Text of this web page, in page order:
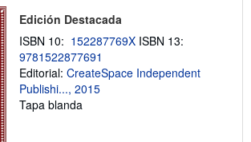
e
l
s
Edición Destacada
ISBN 10: 152287769X ISBN 13:
9781522877691
Editorial: CreateSpace Independent
Publishi..., 2015
Tapa blanda